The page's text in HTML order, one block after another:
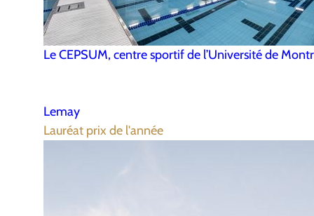
Le CEPSUM, centre sportif de l’Université de
Lemay
Lauréat prix de l'année